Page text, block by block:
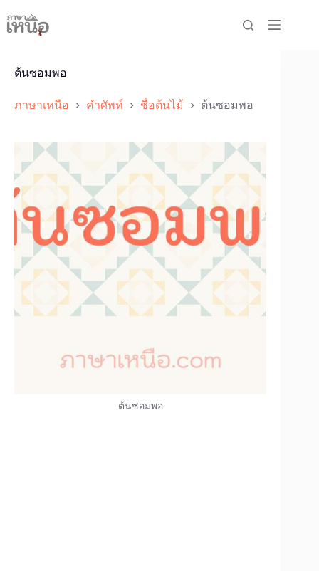
to
content
ต้นซอมพอ
ภาษาเหนือ คำศัพท์ ชื่อต้นไม้ ต้นซอมพอ
ต้นซอมพอ